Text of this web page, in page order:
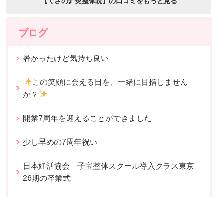
ブログ
暑かったけど気持ち良い
この笑顔に会える日を、一緒に目指しません
か？
開業7周年を迎えることができました
少し早めの7周年祝い
日本妊活協会 子宝整体スクール導入クラス東京
26期の卒業式